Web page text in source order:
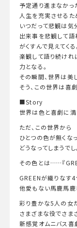
予定通り進まなかっ
人生を充実させるた
いつだって悲観は気
出来事を悲観して語
がくすんで見えてくる
楽観して語り続けれ
力となる。
その瞬間、世界は美
そう、この世界は喜
■Story
世界は色と喜劇に満
ただ、この世界から
ひとつの色が無くな
どうなってしまうでし
その色とは……『
GREENが織りなす4
他愛もない馬鹿馬鹿
彩り豊かな5人の女
さまざまな役でさま
新感覚オムニバス喜